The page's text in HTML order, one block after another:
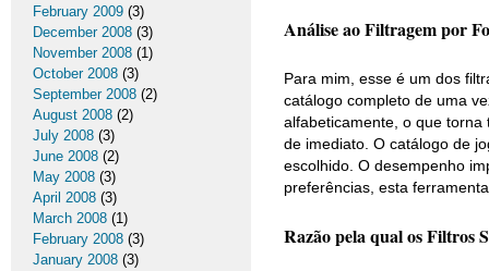
Análise ao Filtragem por
Para mim, esse é um dos
catálogo completo de uma
alfabeticamente, o que torna
de imediato. O catálogo de
escolhido. O desempenho
preferências, esta
Razão pela qual os Filtros
February 2009 (3)
December 2008 (3)
November 2008 (1)
October 2008 (3)
September 2008 (2)
August 2008 (2)
July 2008 (3)
June 2008 (2)
May 2008 (3)
April 2008 (3)
March 2008 (1)
February 2008 (3)
January 2008 (3)